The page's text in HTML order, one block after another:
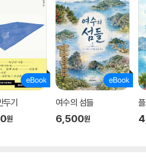
기
원
여수의 섬들
6,500원